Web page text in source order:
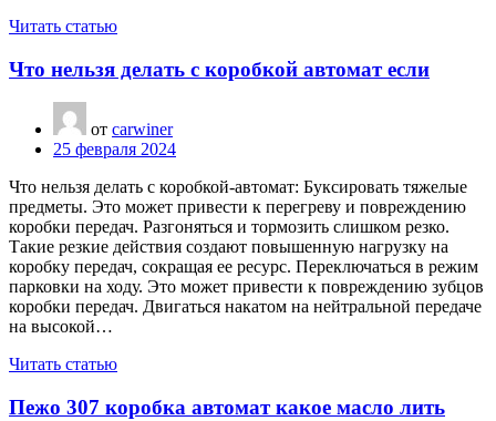
Читать статью
Что нельзя делать с коробкой автомат если
от carwiner
25 февраля 2024
Что нельзя делать с коробкой-автомат: Буксировать тяжелые
предметы. Это может привести к перегреву и повреждению
коробки передач. Разгоняться и тормозить слишком резко.
Такие резкие действия создают повышенную нагрузку на
коробку передач, сокращая ее ресурс. Переключаться в режим
парковки на ходу. Это может привести к повреждению зубцов
коробки передач. Двигаться накатом на нейтральной передаче
на высокой…
Читать статью
Пежо 307 коробка автомат какое масло лить